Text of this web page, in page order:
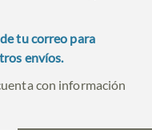
tu correo para
envíos.
con información